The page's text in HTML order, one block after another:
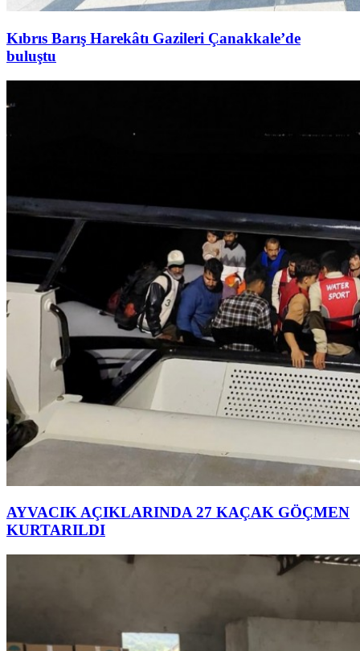
Kıbrıs Barış Harekâtı Gazileri Çanakkale’de
buluştu
AYVACIK AÇIKLARINDA 27 KAÇAK GÖÇMEN
KURTARILDI